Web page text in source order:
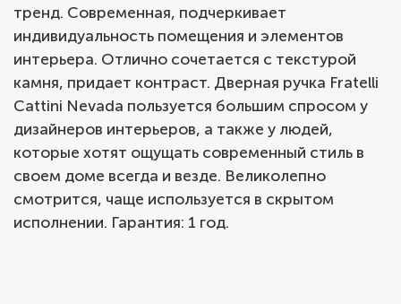
тренд. Современная, подчеркивает
индивидуальность помещения и элементов
интерьера. Отлично сочетается с текстурой
камня, придает контраст. Дверная ручка Fratelli
Cattini Nevada пользуется большим спросом у
дизайнеров интерьеров, а также у людей,
которые хотят ощущать современный стиль в
своем доме всегда и везде. Великолепно
смотрится, чаще используется в скрытом
исполнении. Гарантия: 1 год.